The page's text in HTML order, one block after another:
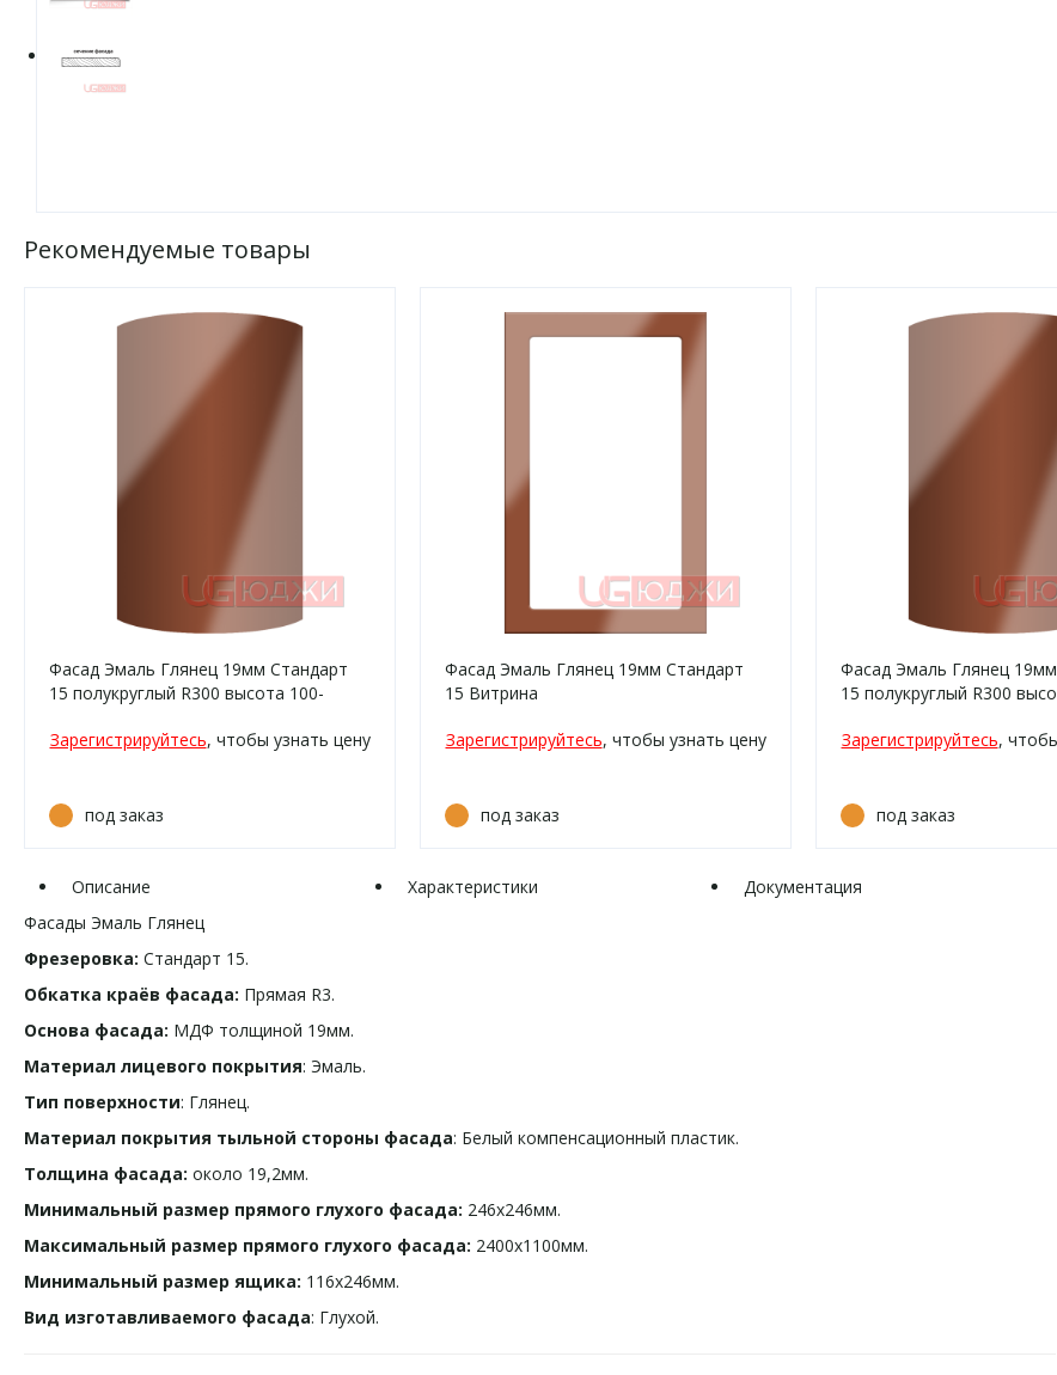
Рекомендуемые товары
Фасад Эмаль Глянец 19мм Стандарт
15 полукруглый R300 высота 100-
Зарегистрируйтесь, чтобы узнать цену
под заказ
Фасад Эмаль Глянец 19мм Стандарт
15 Витрина
Зарегистрируйтесь, чтобы узнать цену
под заказ
Фасад Эмаль Глянец
15 полукруглый R300
Зарегистрируйтесь,
под заказ
Описание Характеристики
Документация
Фасады Эмаль Глянец
Фрезеровка: Стандарт 15.
Обкатка краёв фасада: Прямая R3.
Основа фасада: МДФ толщиной 19мм.
Материал лицевого покрытия: Эмаль.
Тип поверхности: Глянец.
Материал покрытия тыльной стороны фасада: Белый компенсационный пластик.
Толщина фасада: около 19,2мм.
Минимальный размер прямого глухого фасада: 246х246мм.
Максимальный размер прямого глухого фасада: 2400х1100мм.
Минимальный размер ящика: 116х246мм.
Вид изготавливаемого фасада: Глухой.